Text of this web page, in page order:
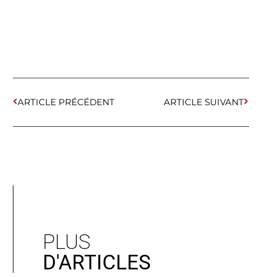
ARTICLE PRÉCÉDENT ARTICLE SUIVANT
PLUS
D'ARTICLES